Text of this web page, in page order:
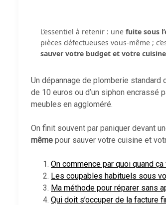
L’essentiel à retenir : une fuite sous
pièces défectueuses vous-même ;
sauver votre budget et votre cuisine
Un dépannage de plomberie standard
de 10 euros ou d’un siphon encrassé
meubles en aggloméré.
On finit souvent par paniquer devant
même pour sauver votre cuisine et
On commence par quoi quand ça
Les coupables habituels sous
Ma méthode pour réparer sans
Qui doit s’occuper de la facture